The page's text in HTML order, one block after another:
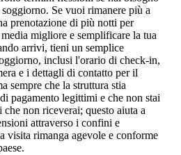
Se vuoi rimanere più a
prenotazione di più notti per
migliore e semplificare la tua
arrivi, tieni un semplice
inclusi l'orario di check-in,
e i dettagli di contatto per il
sempre che la struttura stia
pagamento legittimi e che non stai
che non riceverai; questo aiuta a
attraverso i confini e
visita rimanga agevole e conforme